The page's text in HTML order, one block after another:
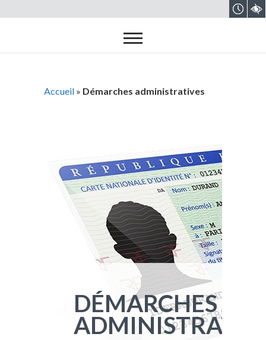
Accueil » Démarches administratives
DÉMARCHES